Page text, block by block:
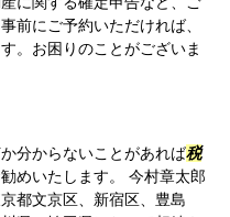
前にご予約いただければ、
。お困りのことがございま
分からないことがあれば税
めいたします。 今村章太郎
都文京区、新宿区、豊島